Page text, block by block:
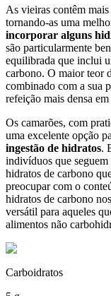
As vieiras contêm
tornando-as uma
incorporar alguns
são particularmente
equilibrada que inclui
carbono. O maior teor
combinado com a sua
refeição mais densa
Os camarões, com
uma excelente opção
ingestão de hidratos.
indivíduos que
hidratos de carbono
preocupar com o
hidratos de carbono
versátil para aqueles
alimentos não
Carboidratos